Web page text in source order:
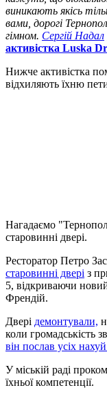
виникають якісь
вами, дорогі
гімном. Сергій Надал
активістка Luska
Нижче активістка
відхиляють їхню
Нагадаємо
старовинні двері.
Ресторатор Петро
старовинні двері з
5, відкриваючи
Френдій.
Двері демонтували,
коли громадськість
він послав усіх
У міській раді
їхньої компетенції.